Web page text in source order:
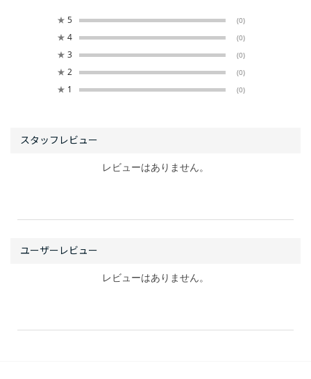
★ 5 (0)
★ 4 (0)
★ 3 (0)
★ 2 (0)
★ 1 (0)
レビューはありません。
レビューはありません。